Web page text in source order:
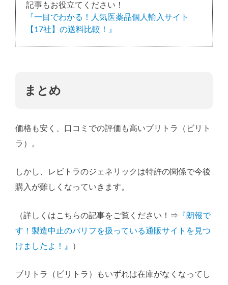
記事もお役立てください！
『一目でわかる！人気医薬品個人輸入サイト
【17社】の送料比較！』
まとめ
価格も安く、口コミでの評価も高いブリトラ（ビリト
ラ）。
しかし、レビトラのジェネリックは特許の関係で今後
購入が難しくなっていきます。
（詳しくはこちらの記事をご覧ください！⇒ 『朗報で
す！製造中止のバリフを扱っている通販サイトを見つ
けましたよ！』
）
ブリトラ（ビリトラ）もいずれは在庫がなくなってし